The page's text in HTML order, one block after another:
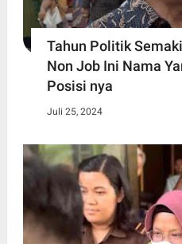
Tahun Politik
Non Job Ini Nama
Posisi nya
Juli 25, 2024